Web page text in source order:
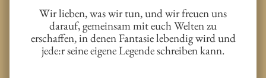
Wir lieben, was wir tun, und wir freuen uns
darauf, gemeinsam mit euch Welten zu
erschaffen, in denen Fantasie lebendig wird und
jede:r seine eigene Legende schreiben kann.